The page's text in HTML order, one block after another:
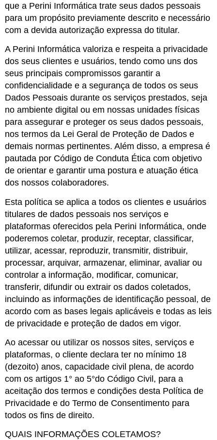
que a Perini Informática trate seus dados pessoais
para um propósito previamente descrito e necessário
com a devida autorização expressa do titular.
A Perini Informática valoriza e respeita a privacidade
dos seus clientes e usuários, tendo como uns dos
seus principais compromissos garantir a
confidencialidade e a segurança de todos os seus
Dados Pessoais durante os serviços prestados, seja
no ambiente digital ou em nossas unidades físicas
para assegurar e proteger os seus dados pessoais,
nos termos da Lei Geral de Proteção de Dados e
demais normas pertinentes. Além disso, a empresa é
pautada por Código de Conduta Ética com objetivo
de orientar e garantir uma postura e atuação ética
dos nossos colaboradores.
Esta política se aplica a todos os clientes e usuários
titulares de dados pessoais nos serviços e
plataformas oferecidos pela Perini Informática, onde
poderemos coletar, produzir, receptar, classificar,
utilizar, acessar, reproduzir, transmitir, distribuir,
processar, arquivar, armazenar, eliminar, avaliar ou
controlar a informação, modificar, comunicar,
transferir, difundir ou extrair os dados coletados,
incluindo as informações de identificação pessoal, de
acordo com as bases legais aplicáveis e todas as leis
de privacidade e proteção de dados em vigor.
Ao acessar ou utilizar os nossos sites, serviços e
plataformas, o cliente declara ter no mínimo 18
(dezoito) anos, capacidade civil plena, de acordo
com os artigos 1° ao 5°do Código Civil, para a
aceitação dos termos e condições desta Política de
Privacidade e do Termo de Consentimento para
todos os fins de direito.
QUAIS INFORMAÇÕES COLETAMOS?